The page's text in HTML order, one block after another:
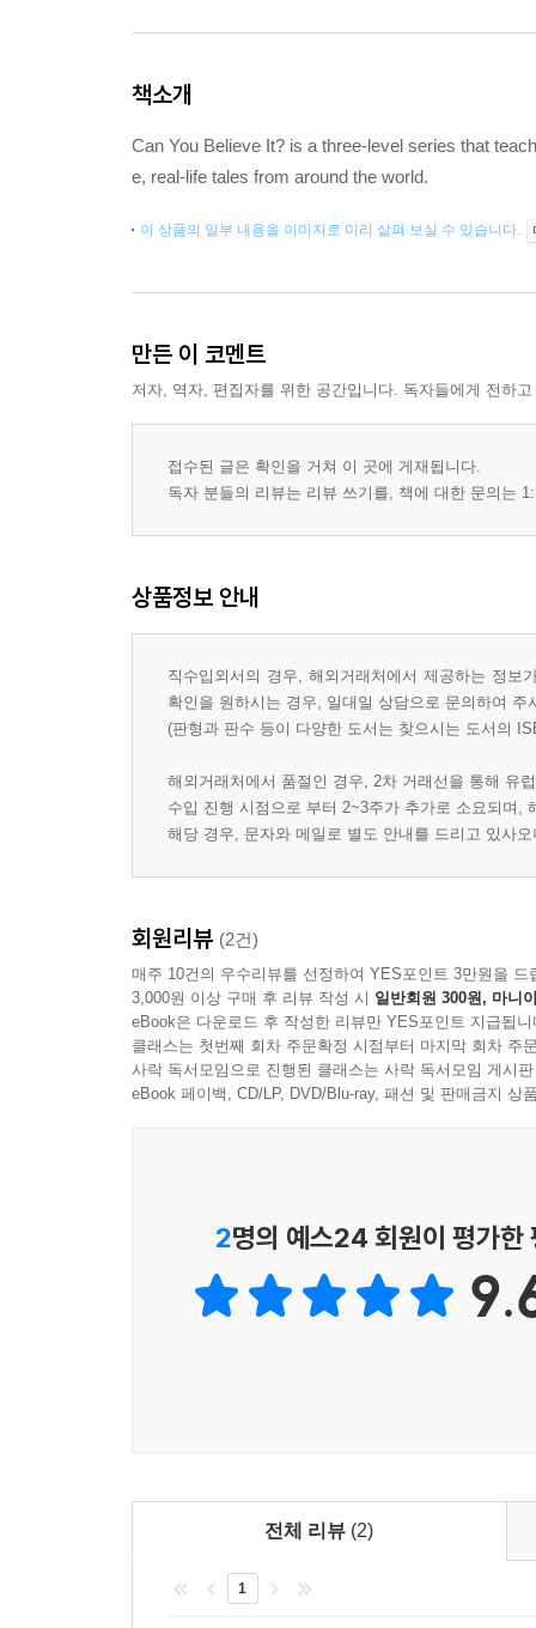
책소개
Can You Believe It? is a three-level series that
e, real-life tales from around the world.
이 상품의 일부 내용을 이미지로 미리 살펴 보실 수 있습니다.
만든 이 코멘트
저자, 역자, 편집자를 위한 공간입니다. 독자들에게 전하
접수된 글은 확인을 거쳐 이 곳에 게재됩니다.
독자 분들의 리뷰는 리뷰 쓰기를, 책에 대한 문의는
상품정보 안내
직수입외서의 경우, 해외거래처에서 제공하는 정
확인을 원하시는 경우, 일대일 상담으로 문의하여 주
(판형과 판수 등이 다양한 도서는 찾으시는 도서의
해외거래처에서 품절인 경우, 2차 거래선을 통해 유
수입 진행 시점으로 부터 2~3주가 추가로 소요되며,
해당 경우, 문자와 메일로 별도 안내를 드리고 있사
회원리뷰 (2건)
매주 10건의 우수리뷰를 선정하여 YES포인트 3만원을 드
3,000원 이상 구매 후 리뷰 작성 시 일반회원 300원, 마니
eBook은 다운로드 후 작성한 리뷰만 YES포인트 지급됩니
클래스는 첫번째 회차 주문확정 시점부터 마지막 회차 주
사락 독서모임으로 진행된 클래스는 사락 독서모임 게시
eBook 페이백, CD/LP, DVD/Blu-ray, 패션 및 판매금지 상
2명의 예스24 회원이 평가한
전체 리뷰 (2)
1